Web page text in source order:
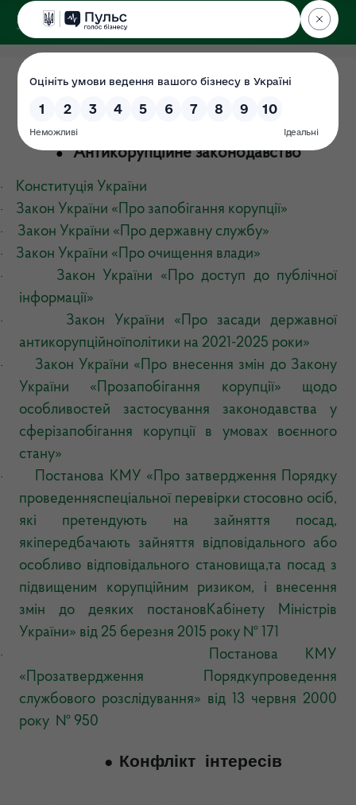
ДЕРЖЕКОІНСПЕКЦІЯ
у Вінницькій області
Запобігання корупції
●Антикорупційне законодавство
· Конституція України
· Закон України «Про запобігання корупції»
· Закон України «Про державну службу»
· Закон України «Про очищення влади»
·
Закон України «Про доступ до публічної
інформації»
·
Закон України «Про засади державної
антикорупційноїполітики на 2021-2025 роки»
·
Закон України «Про внесення змін до Закону
України «Прозапобігання корупції» щодо
особливостей застосування законодавства у
сферізапобігання корупції в умовах воєнного
стану»
·
Постанова КМУ «Про затвердження Порядку
проведенняспеціальної перевірки стосовно осіб,
які претендують на зайняття посад,
якіпередбачають зайняття відповідального або
особливо відповідального становища,та посад з
підвищеним корупційним ризиком, і внесення
змін до деяких постановКабінету Міністрів
України» від 25 березня 2015 року № 171
·
Постанова КМУ
«Прозатвердження Порядкупроведення
службового розслідування» від 13 червня 2000
року № 950
● Конфлікт інтересів